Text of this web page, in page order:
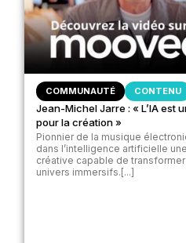
COMMUNAUTÉ CONTENU
Jean-Michel Jarre : « L’IA est
pour la création »
Pionnier de la musique
dans l’intelligence artificielle
créative capable de
univers immersifs.[...]